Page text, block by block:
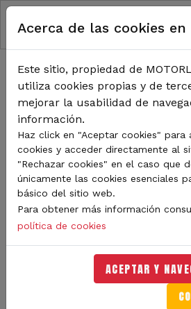
Pasar al contenido principal
RUTA DE
Pasión por los clásicos y muchos atractivos en el
Classic Festival
Pasión por los
muchos
segundo día del
MotorLand
Acerca de las cookies
Este sitio, propiedad de
utiliza cookies propias y de
mejorar la usabilidad de
información.
Haz click en "Aceptar cookies" para
cookies y acceder directamente al
"Rechazar cookies" en el caso que
únicamente las cookies esenciales
básico del sitio web.
Para obtener más información
política de cookies
ACEPTAR Y